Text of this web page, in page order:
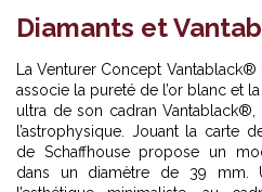
Diamants et
La Venturer Concept
associe la pureté de l’or blanc et
ultra de son cadran
l’astrophysique. Jouant la carte
de Schaffhouse propose un
dans un diamètre de 39 mm.